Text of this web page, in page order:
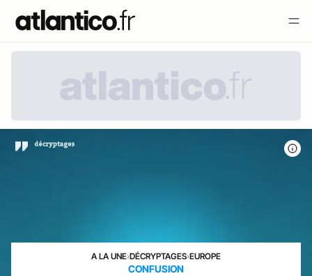
A LA UNE›DÉCRYPTAGES›EUROPE
CONFUSION